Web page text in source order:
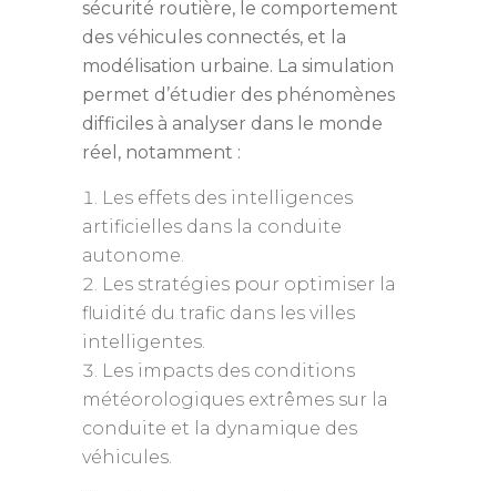
sécurité routière, le comportement
des véhicules connectés, et la
modélisation urbaine. La simulation
permet d’étudier des phénomènes
difficiles à analyser dans le monde
réel, notamment :
Les effets des intelligences
artificielles dans la conduite
autonome.
Les stratégies pour optimiser la
fluidité du trafic dans les villes
intelligentes.
Les impacts des conditions
météorologiques extrêmes sur la
conduite et la dynamique des
véhicules.